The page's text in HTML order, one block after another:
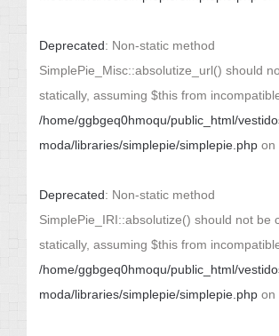
Deprecated: Non-static method
SimplePie_Misc::absolutize_url() should
statically, assuming $this from
/home/ggbgeq0hmoqu/public_html/
moda/libraries/simplepie/simplepie.php on
Deprecated: Non-static method
SimplePie_IRI::absolutize() should not be
statically, assuming $this from
/home/ggbgeq0hmoqu/public_html/
moda/libraries/simplepie/simplepie.php on